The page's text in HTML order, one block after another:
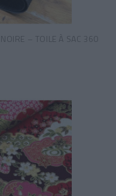
– TOILE À SAC 360